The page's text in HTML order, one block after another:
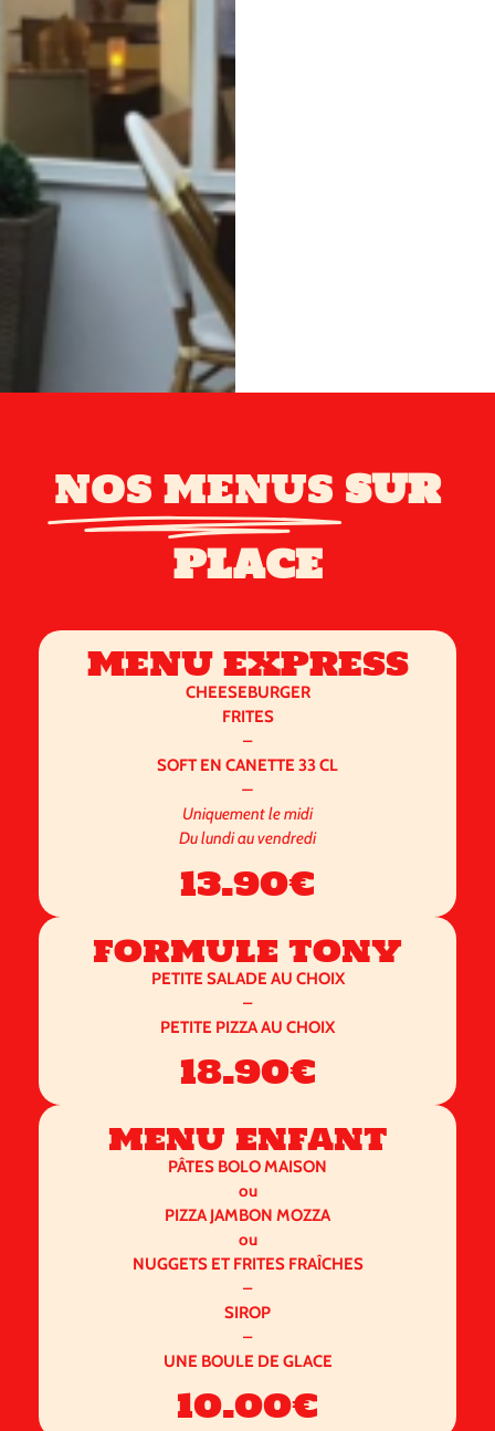
NOS MENUS SUR
PLACE
MENU EXPRESS
CHEESEBURGER
FRITES
–
SOFT EN CANETTE 33 CL
–
Uniquement le midi
Du lundi au vendredi
13.90€
formule tony
PETITE SALADE AU CHOIX
–
PETITE PIZZA AU CHOIX
18.90€
menu enfant
PÂTES BOLO MAISON
ou
PIZZA JAMBON MOZZA
ou
NUGGETS ET FRITES FRAÎCHES
–
SIROP
–
UNE BOULE DE GLACE
10.00€